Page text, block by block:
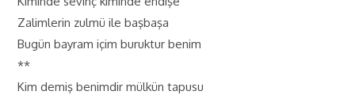
Zalimlerin zulmü ile başbaşa
Bugün bayram içim buruktur benim
**
Kim demiş benimdir mülkün tapusu